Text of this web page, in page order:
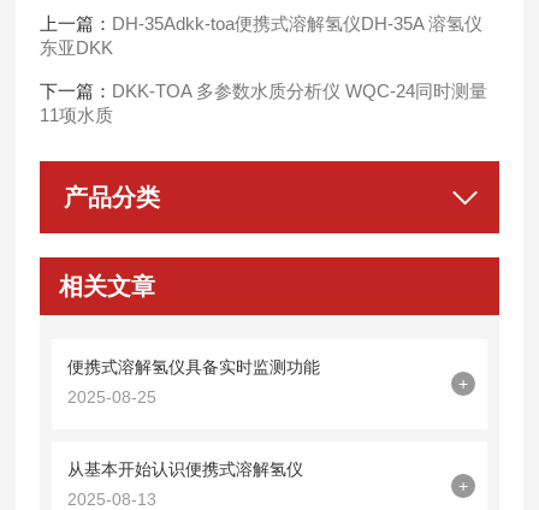
上一篇： DH-35Adkk-toa便携式溶解氢仪DH-35A 溶氢仪
东亚DKK
下一篇： DKK-TOA 多参数水质分析仪 WQC-24同时测量
11项水质
产品分类
相关文章
便携式溶解氢仪具备实时监测功能
2025-08-25
+
从基本开始认识便携式溶解氢仪
2025-08-13
+